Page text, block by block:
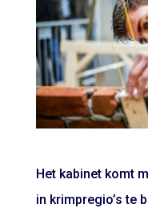
Het kabinet komt
in krimpregio’s te